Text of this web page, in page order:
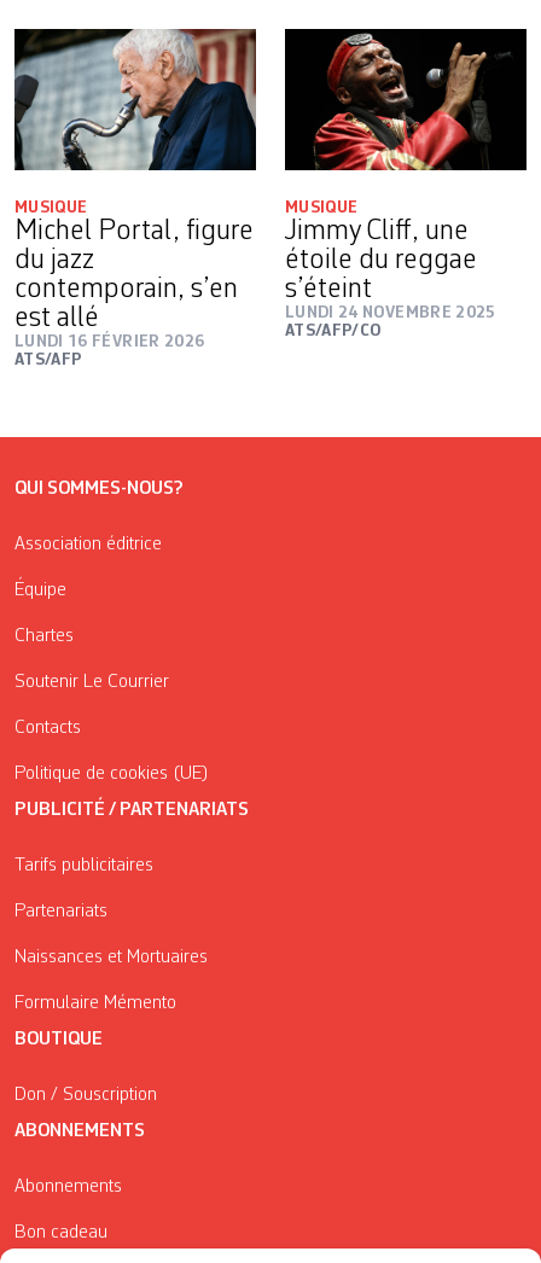
MUSIQUE
Michel Portal, figure
du jazz
contemporain, s’en
est allé
LUNDI 16 FÉVRIER 2026
ATS/AFP
MUSIQUE
Jimmy Cliff, une
étoile du reggae
s’éteint
LUNDI 24 NOVEMBRE 2025
ATS/AFP/CO
QUI SOMMES-NOUS?
Association éditrice
Équipe
Chartes
Soutenir Le Courrier
Contacts
Politique de cookies (UE)
PUBLICITÉ / PARTENARIATS
Tarifs publicitaires
Partenariats
Naissances et Mortuaires
Formulaire Mémento
BOUTIQUE
Don / Souscription
ABONNEMENTS
Abonnements
Bon cadeau